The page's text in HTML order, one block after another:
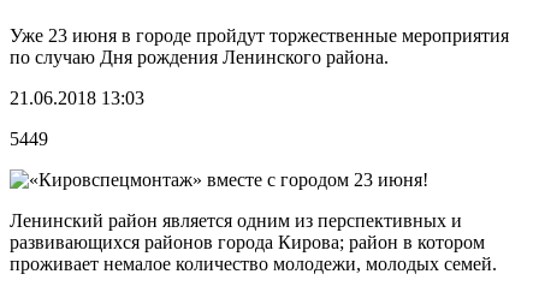
Уже 23 июня в городе пройдут торжественные мероприятия
по случаю Дня рождения Ленинского района.
21.06.2018 13:03
5449
Ленинский район является одним из перспективных и
развивающихся районов города Кирова; район в котором
проживает немалое количество молодежи, молодых семей.